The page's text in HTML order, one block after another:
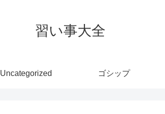
習い事大全
Uncategorized ゴシップ